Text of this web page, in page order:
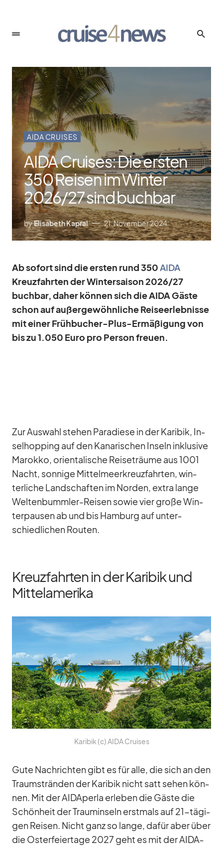
AIDA CRUISES
AIDA Cruises: Die ersten
350 Reisen im Winter
2026/​27 sind buchbar
byElisabeth Kapral 21. November 2024
Ab so­fort sind die ers­ten rund 350AIDA
Kreuz­fahr­ten der Win­ter­sai­son 2026/​27
buch­bar, da­her kön­nen sich die AIDA Gäste
schon auf au­ßer­ge­wöhn­li­che Rei­se­er­leb­nisse
mit ei­ner Früh­bu­cher-Plus-Er­mä­ßi­gung von
bis zu 1.050 Euro pro Per­son freuen.
Zur Aus­wahl ste­hen Pa­ra­diese in der Ka­ri­bik, In­
sel­hop­ping auf den Ka­na­ri­schen In­seln in­klu­sive
Ma­rokko, ori­en­ta­li­sche Rei­se­träume aus 1001
Nacht, son­nige Mit­tel­meer­kreuz­fahr­ten, win­
ter­li­che Land­schaf­ten im Nor­den, ex­tra lange
Wel­ten­bumm­ler-Rei­sen so­wie vier große Win­
ter­pau­sen ab und bis Ham­burg auf un­ter­
schied­li­chen Rou­ten.
Kreuzfahrten in der Karibik und
Mittelamerika
Ka­ri­bik (c) AIDA Crui­ses
Gute Nach­rich­ten gibt es für alle, die sich an den
Traum­strän­den der Ka­ri­bik nicht satt se­hen kön­
nen. Mit der AID­A­perla er­le­ben die Gäste die
Schön­heit der Traum­in­seln erst­mals auf 21-tä­gi­
gen Rei­sen. Nicht ganz so lange, da­für aber über
die Os­ter­fei­er­tage 2027 geht es mit der AI­DA­